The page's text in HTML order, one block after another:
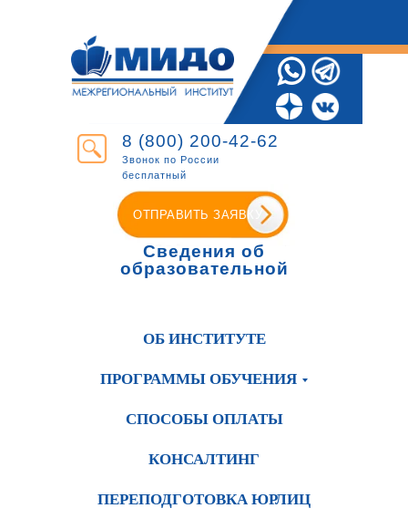
8 (800) 200-42-62
Звонок по России
бесплатный
ОТПРАВИТЬ ЗАЯВКУ
Сведения об
образовательной
ОБ ИНСТИТУТЕ
ПРОГРАММЫ ОБУЧЕНИЯ
СПОСОБЫ ОПЛАТЫ
КОНСАЛТИНГ
ПЕРЕПОДГОТОВКА ЮРЛИЦ